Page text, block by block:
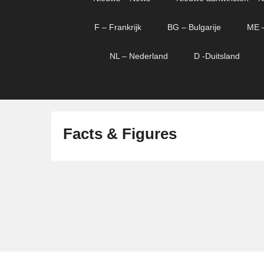
F – Frankrijk BG – Bulgarije ME
NL – Nederland D -Duitsland
Facts & Figures